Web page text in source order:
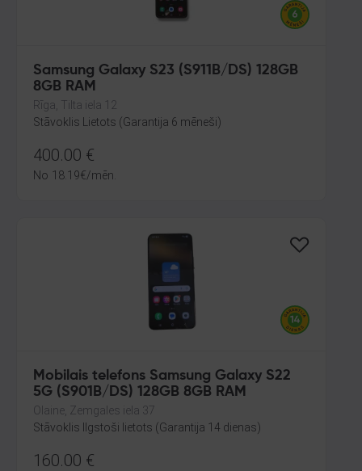
Samsung Galaxy S23 (S911B/DS) 128GB
8GB RAM
Rīga, Tilta iela 12
Stāvoklis Lietots (Garantija 6 mēneši)
400.00 €
No 18.19€/mēn.
Mobilais telefons Samsung Galaxy S22
5G (S901B/DS) 128GB 8GB RAM
Olaine, Zemgales iela 37
Stāvoklis Ilgstoši lietots (Garantija 14 dienas)
160.00 €